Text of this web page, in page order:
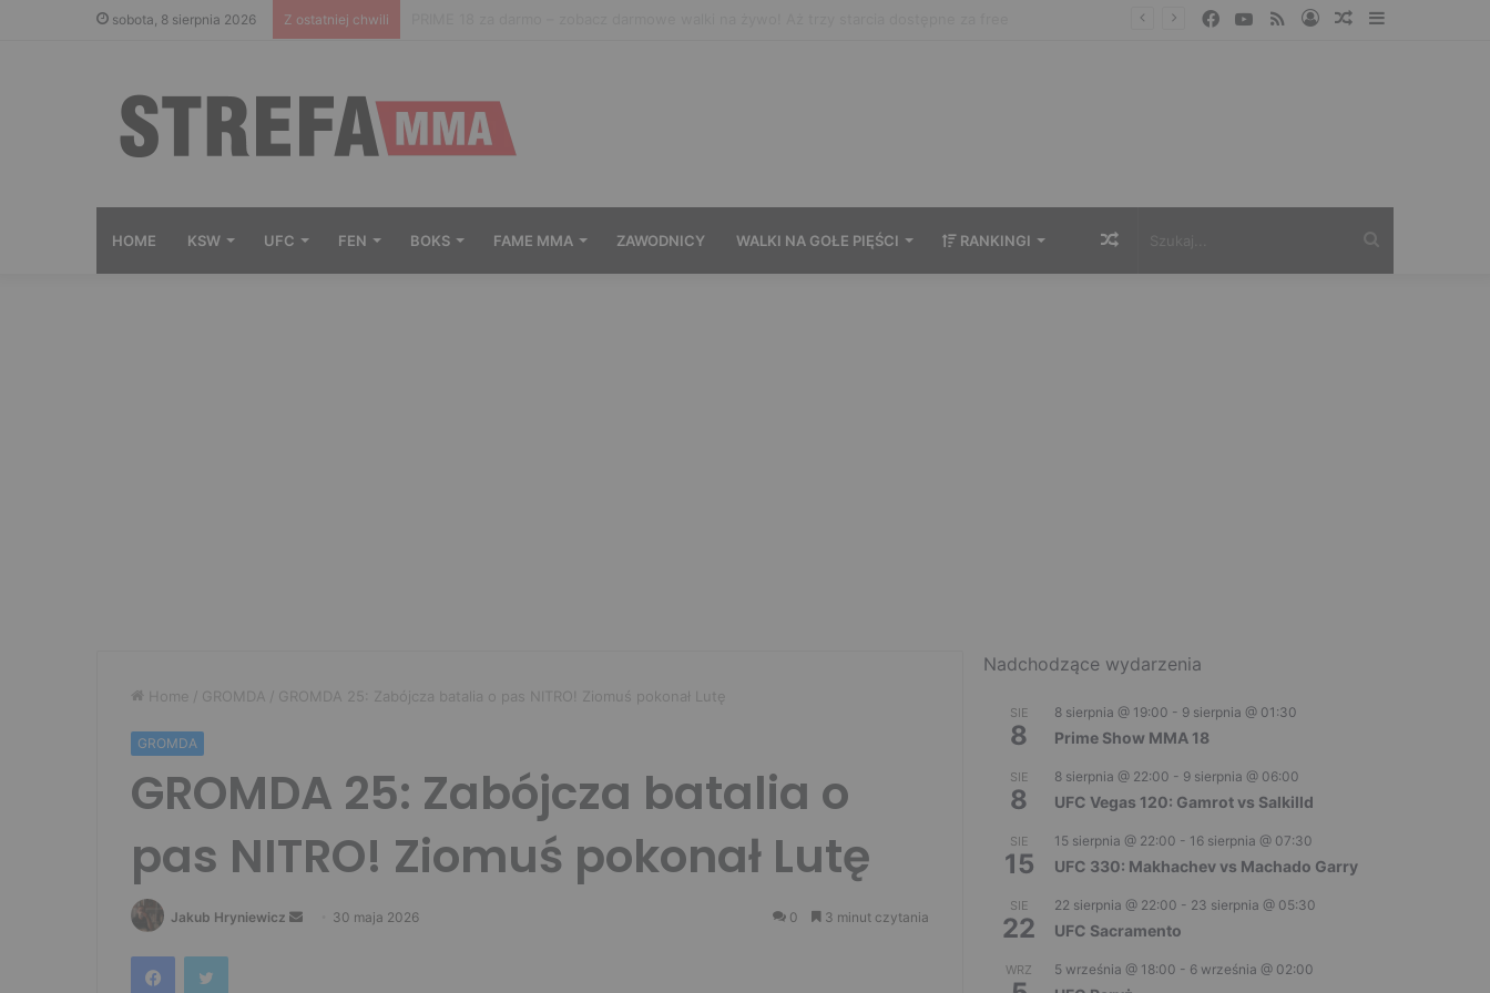
sobota, 8 sierpnia 2026 Z ostatniej chwili Sidebar
Losowy
Zaloguj
RSS
YouTube
Facebook
HOME KSW UFC FEN BOKS FAME MMA ZAWODNICY WALKI NA GOŁE PIĘŚCI RANKINGI Losowy
Home / GROMDA / GROMDA 25: Zabójcza batalia o pas NITRO! Ziomuś pokonał Lutę
GROMDA
GROMDA 25: Zabójcza batalia o
pas NITRO! Ziomuś pokonał Lutę
Jakub Hryniewicz
Send 30 maja 2026 0 3 minut czytania
FacebookTwitter
Nadchodzące wydarzenia
SIE
8
8 sierpnia @ 19:00 - 9 sierpnia @ 01:30
Prime Show MMA 18
SIE
8
8 sierpnia @ 22:00 - 9 sierpnia @ 06:00
UFC Vegas 120: Gamrot vs Salkilld
SIE
15
15 sierpnia @ 22:00 - 16 sierpnia @ 07:30
UFC 330: Makhachev vs Machado Garry
SIE
22
22 sierpnia @ 22:00 - 23 sierpnia @ 05:30
UFC Sacramento
WRZ 5 września @ 18:00 - 6 września @ 02:00